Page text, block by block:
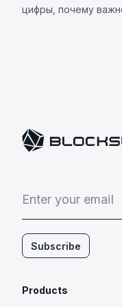
цифры, почему
Enter your email
Subscribe
Products